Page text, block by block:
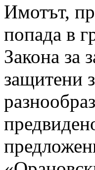
Имотът,
попада в
Закона за
защитени